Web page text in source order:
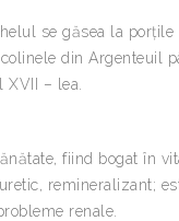
se găsea la porţile
din Argenteuil
– lea.
fiind bogat în
remineralizant;
renale.